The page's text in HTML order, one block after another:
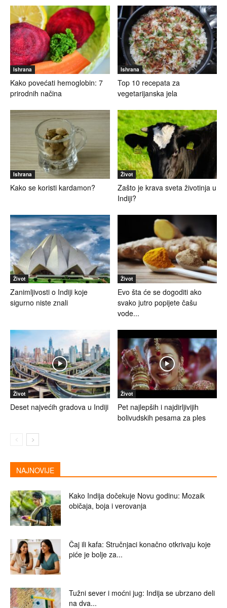
Ishrana
Kako povećati hemoglobin: 7
prirodnih načina
Ishrana
Top 10 recepata za
vegetarijanska jela
Ishrana
Kako se koristi kardamon?
Život
Zašto je krava sveta životinja u
Indiji?
Život
Zanimljivosti o Indiji koje
sigurno niste znali
Život
Evo šta će se dogoditi ako
svako jutro popijete čašu
vode...
Život
Deset najvećih gradova u Indiji
Život
Pet najlepših i najdirljivijih
bolivudskih pesama za ples
NAJNOVIJE
Kako Indija dočekuje Novu godinu: Mozaik
običaja, boja i verovanja
Čaj ili kafa: Stručnjaci konačno otkrivaju koje
piće je bolje za...
Tužni sever i moćni jug: Indija se ubrzano deli
na dva...